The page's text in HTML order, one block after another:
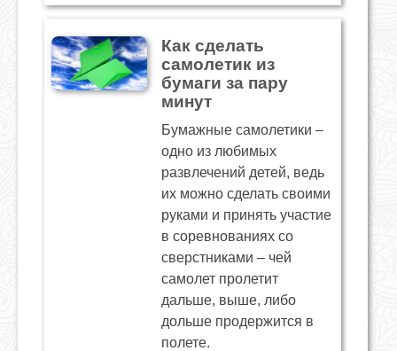
Как сделать
самолетик из
бумаги за пару
минут
Бумажные самолетики –
одно из любимых
развлечений детей, ведь
их можно сделать своими
руками и принять участие
в соревнованиях со
сверстниками – чей
самолет пролетит
дальше, выше, либо
дольше продержится в
полете.